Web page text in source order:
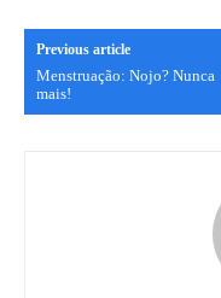
Previous article
Menstruação: Nojo? Nunca
mais!